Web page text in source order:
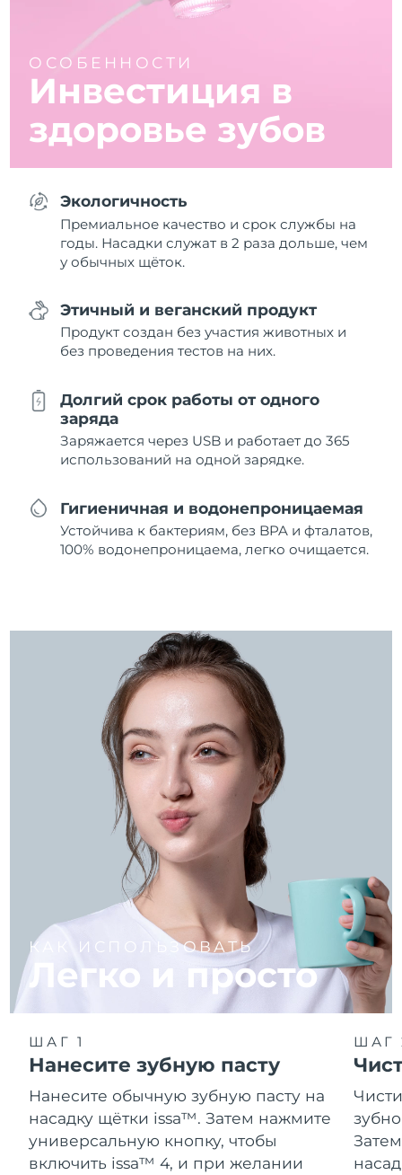
ОСОБЕННОСТИ
Инвестиция в
здоровье зубов
Экологичность
Премиальное качество и срок службы на
годы. Насадки служат в 2 раза дольше, чем
у обычных щёток.
Этичный и веганский продукт
Продукт создан без участия животных и
без проведения тестов на них.
Долгий срок работы от одного
заряда
Заряжается через USB и работает до 365
использований на одной зарядке.
Гигиеничная и водонепроницаемая
Устойчива к бактериям, без BPA и фталатов,
100% водонепроницаема, легко очищается.
КАК ИСПОЛЬЗОВАТЬ
Легко и просто
ШАГ 1
Нанесите зубную пасту
Нанесите обычную зубную пасту на
насадку щётки issa™. Затем нажмите
универсальную кнопку, чтобы
включить issa™ 4, и при желании
ШАГ